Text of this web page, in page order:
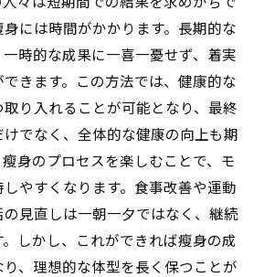
には時間がかかります。長期的な
時的な成果に一喜一憂せず、着実
きます。この方法では、健康的な
り入れることが可能となり、最終
でなく、全体的な健康の向上も期
身のプロセスを楽しむことで、モ
やすくなります。食事改善や運動
見直しは一朝一夕ではなく、継続
しかし、これができれば瘦身の成
、理想的な体型を長く保つことが